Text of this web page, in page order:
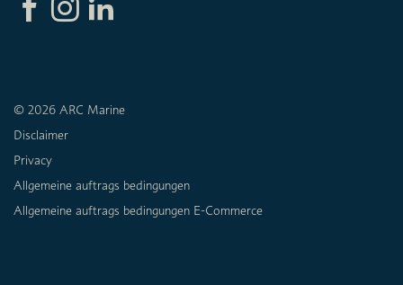
© 2026 ARC Marine
Disclaimer
Privacy
Allgemeine auftrags bedingungen
Allgemeine auftrags bedingungen E-Commerce